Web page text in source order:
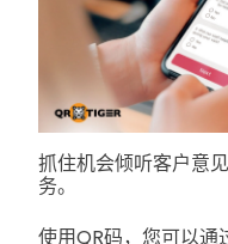
抓住机会倾听客户意
务。
使用QR码，您可以通